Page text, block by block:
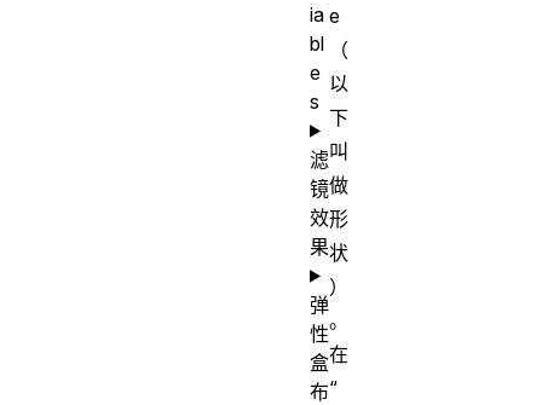
e
（
以
下
叫
做
形
状
）
。
在
“
ia
bl
e
s
滤
镜
效
果
弹
性
盒
布